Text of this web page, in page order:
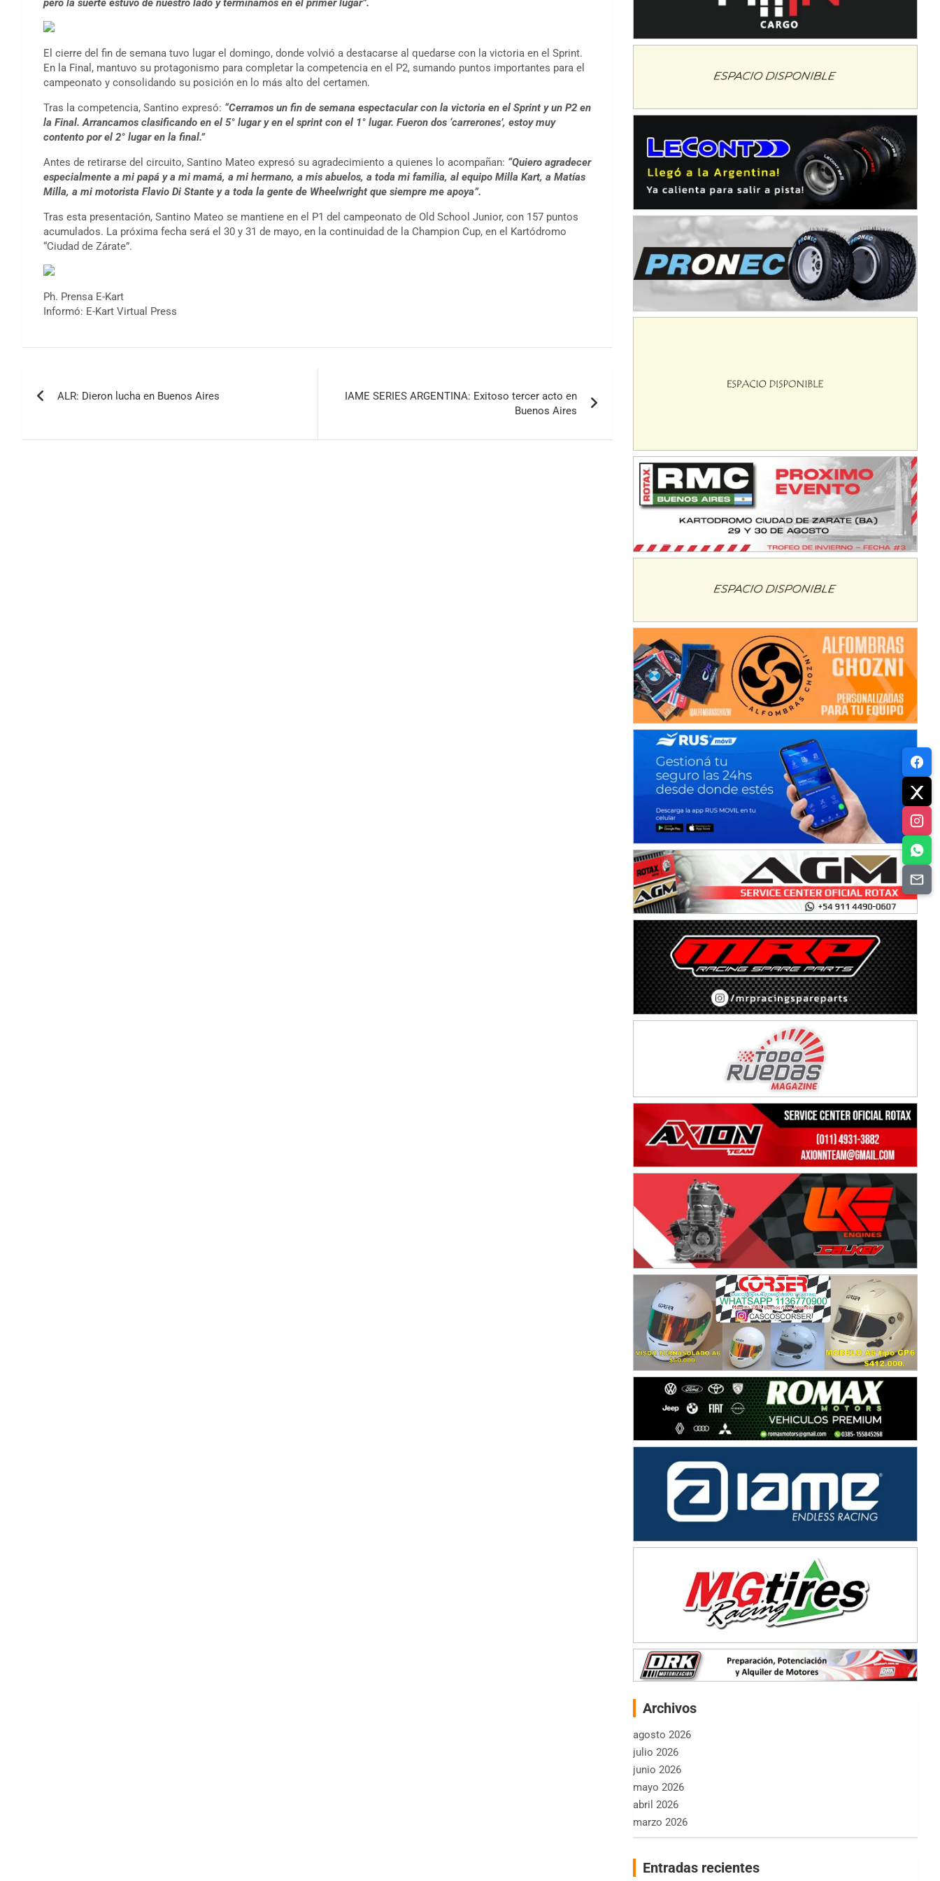
pero la suerte estuvo de nuestro lado y terminamos en el primer lugar”.
El cierre del fin de semana tuvo lugar el domingo, donde volvió a destacarse al quedarse con la victoria en el Sprint.
En la Final, mantuvo su protagonismo para completar la competencia en el P2, sumando puntos importantes para el
campeonato y consolidando su posición en lo más alto del certamen.
Tras la competencia, Santino expresó: “Cerramos un fin de semana espectacular con la victoria en el Sprint y un P2 en
la Final. Arrancamos clasificando en el 5° lugar y en el sprint con el 1° lugar. Fueron dos ‘carrerones’, estoy muy
contento por el 2° lugar en la final.”
Antes de retirarse del circuito, Santino Mateo expresó su agradecimiento a quienes lo acompañan: “Quiero agradecer
especialmente a mi papá y a mi mamá, a mi hermano, a mis abuelos, a toda mi familia, al equipo Milla Kart, a Matías
Milla, a mi motorista Flavio Di Stante y a toda la gente de Wheelwright que siempre me apoya”.
Tras esta presentación, Santino Mateo se mantiene en el P1 del campeonato de Old School Junior, con 157 puntos
acumulados. La próxima fecha será el 30 y 31 de mayo, en la continuidad de la Champion Cup, en el Kartódromo
“Ciudad de Zárate”.
Ph. Prensa E-Kart
Informó: E-Kart Virtual Press
de
entradas
ALR: Dieron lucha en Buenos Aires
IAME SERIES ARGENTINA: Exitoso tercer acto en
Buenos Aires
IAME SERIES ARGENTINA 6
Ciudad de Trenque Lauquen (Asfalto)
ENTRERRIANO - F6 (POSTERGADA)
Villaguay (Entre Ríos)
VICTORIENSE - F7
El Cerro (Tierra)
Victoria (Entre Ríos)
PATAGONICO - F6
Gral. E. Godoy (Río Negro)
CSK - F7
Juventud Unida (Tierra)
SUR SANTAFESINO - F4
El Timbó (Tucumán)
Archivos
agosto 2026
julio 2026
junio 2026
mayo 2026
abril 2026
marzo 2026
Entradas recientes